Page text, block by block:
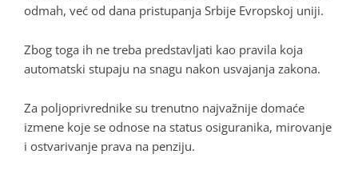
odmah, već od dana pristupanja Srbije Evropskoj uniji.
Zbog toga ih ne treba predstavljati kao pravila koja
automatski stupaju na snagu nakon usvajanja zakona.
Za poljoprivrednike su trenutno najvažnije domaće
izmene koje se odnose na status osiguranika, mirovanje
i ostvarivanje prava na penziju.